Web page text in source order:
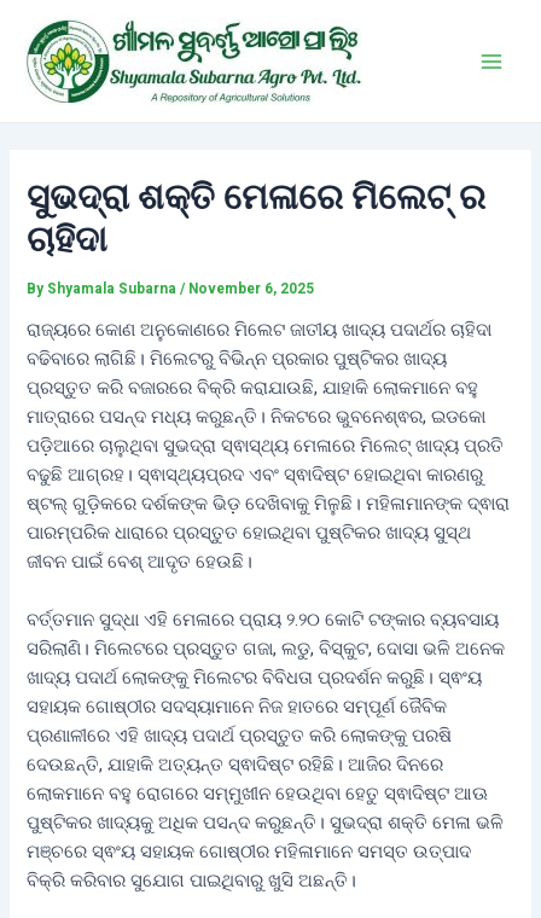
content
ସୁଭଦ୍ରା ଶକ୍ତି ମେଳାରେ ମିଲେଟ୍ ର
ଚାହିଦା
By Shyamala Subarna/ November 6, 2025
ରାଜ୍ୟରେ କୋଣ ଅନୁକୋଣରେ ମିଲେଟ ଜାତୀୟ ଖାଦ୍ୟ ପଦାର୍ଥର ଚାହିଦା
ବଢିବାରେ ଲାଗିଛି। ମିଲେଟରୁ ବିଭିନ୍ନ ପ୍ରକାର ପୁଷ୍ଟିକର ଖାଦ୍ୟ
ପ୍ରସ୍ତୁତ କରି ବଜାରରେ ବିକ୍ରି କରାଯାଉଛି, ଯାହାକି ଲୋକମାନେ ବହୁ
ମାତ୍ରାରେ ପସନ୍ଦ ମଧ୍ୟ କରୁଛନ୍ତି। ନିକଟରେ ଭୁବନେଶ୍ଵର, ଇଡକୋ
ପଡ଼ିଆରେ ଚାଲୁଥିବା ସୁଭଦ୍ରା ସ୍ଵାସ୍ଥ୍ୟ ମେଳାରେ ମିଲେଟ୍ ଖାଦ୍ୟ ପ୍ରତି
ବଢୁଛି ଆଗ୍ରହ। ସ୍ଵାସ୍ଥ୍ୟପ୍ରଦ ଏବଂ ସ୍ଵାଦିଷ୍ଟ ହୋଇଥିବା କାରଣରୁ
ଷ୍ଟଲ୍ ଗୁଡ଼ିକରେ ଦର୍ଶକଙ୍କ ଭିଡ଼ ଦେଖିବାକୁ ମିଳୁଛି। ମହିଳାମାନଙ୍କ ଦ୍ଵାରା
ପାରମ୍ପରିକ ଧାରାରେ ପ୍ରସ୍ତୁତ ହୋଇଥିବା ପୁଷ୍ଟିକର ଖାଦ୍ୟ ସୁସ୍ଥ
ଜୀବନ ପାଇଁ ବେଶ୍ ଆଦୃତ ହେଉଛି।
ବର୍ତ୍ତମାନ ସୁଦ୍ଧା ଏହି ମେଳାରେ ପ୍ରାୟ ୨.୨୦ କୋଟି ଟଙ୍କାର ବ୍ୟବସାୟ
ସରିଲାଣି। ମିଲେଟରେ ପ୍ରସ୍ତୁତ ଗଜା, ଲଡୁ, ବିସ୍କୁଟ, ଦୋସା ଭଳି ଅନେକ
ଖାଦ୍ୟ ପଦାର୍ଥ ଲୋକଙ୍କୁ ମିଲେଟର ବିବିଧତା ପ୍ରଦର୍ଶନ କରୁଛି। ସ୍ଵଂୟ
ସହାୟକ ଗୋଷ୍ଠୀର ସଦସ୍ୟାମାନେ ନିଜ ହାତରେ ସମ୍ପୂର୍ଣ ଜୈବିକ
ପ୍ରଣାଳୀରେ ଏହି ଖାଦ୍ୟ ପଦାର୍ଥ ପ୍ରସ୍ତୁତ କରି ଲୋକଙ୍କୁ ପରଷି
ଦେଉଛନ୍ତି, ଯାହାକି ଅତ୍ୟନ୍ତ ସ୍ଵାଦିଷ୍ଟ ରହିଛି। ଆଜିର ଦିନରେ
ଲୋକମାନେ ବହୁ ରୋଗରେ ସମ୍ମୁଖୀନ ହେଉଥିବା ହେତୁ ସ୍ଵାଦିଷ୍ଟ ଆଊ
ପୁଷ୍ଟିକର ଖାଦ୍ୟକୁ ଅଧିକ ପସନ୍ଦ କରୁଛନ୍ତି। ସୁଭଦ୍ରା ଶକ୍ତି ମେଳା ଭଳି
ମଞ୍ଚରେ ସ୍ଵଂୟ ସହାୟକ ଗୋଷ୍ଠୀର ମହିଳାମାନେ ସମସ୍ତ ଉତ୍ପାଦ
ବିକ୍ରି କରିବାର ସୁଯୋଗ ପାଇଥିବାରୁ ଖୁସି ଅଛନ୍ତି।
navigation